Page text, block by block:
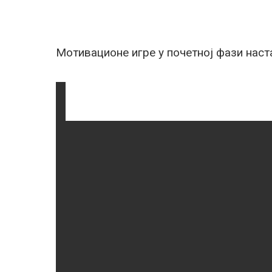
Moтивационе игре у почетној фази